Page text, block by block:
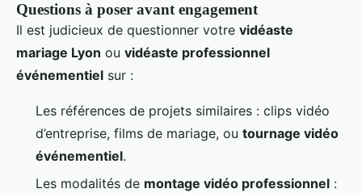
Questions à poser avant engagement
Il est judicieux de questionner votre vidéaste
mariage Lyon ou vidéaste professionnel
événementiel sur :
Les références de projets similaires : clips vidéo
d’entreprise, films de mariage, ou tournage vidéo
événementiel.
Les modalités de montage vidéo professionnel :